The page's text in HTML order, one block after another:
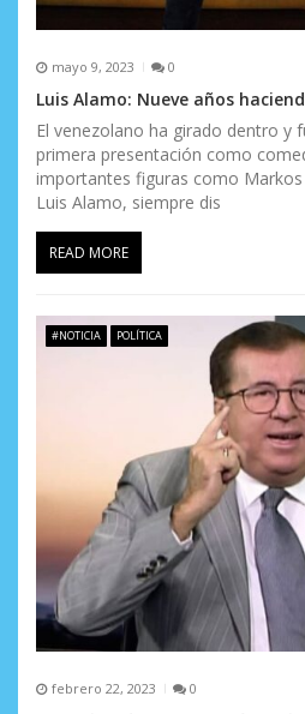
mayo 9, 2023 0
Luis Alamo: Nueve años
El venezolano ha girado dentro y
primera presentación como
importantes figuras como
Luis Alamo, siempre dis
READ MORE
#NOTICIA POLÍTICA
febrero 22, 2023 0